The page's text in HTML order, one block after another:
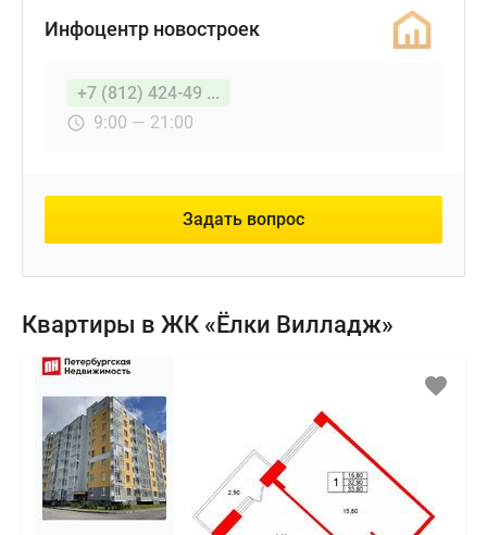
Инфоцентр новостроек
+7 (812) 424-49 ...
9:00 — 21:00
Задать вопрос
Квартиры в ЖК «Ёлки Вилладж»